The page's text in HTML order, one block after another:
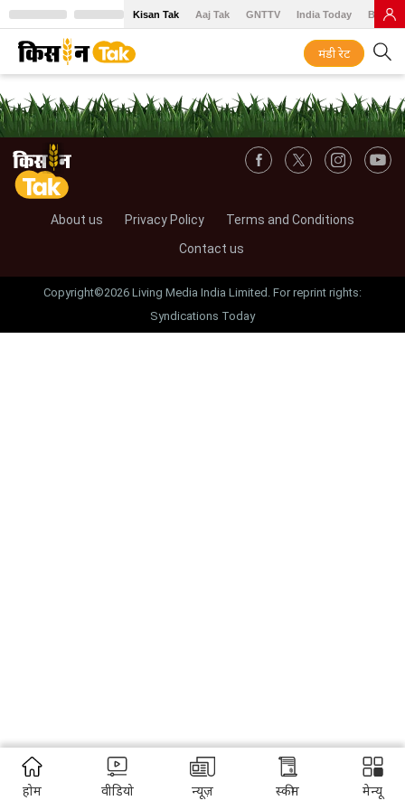
Kisan Tak Aaj Tak GNTTV India Today BT
मंडी रेट
About us Privacy Policy
Terms and Conditions
Contact us
Copyright©2026 Living Media India Limited. For reprint rights:
Syndications Today
होम वीडियो न्यूज़ स्कीम मेन्यू